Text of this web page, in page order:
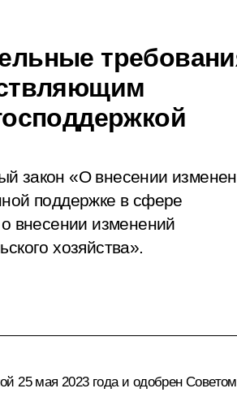
закон «О внесении
поддержке в сфере
внесении изменений
хозяйства».
25 мая 2023 года и одобрен